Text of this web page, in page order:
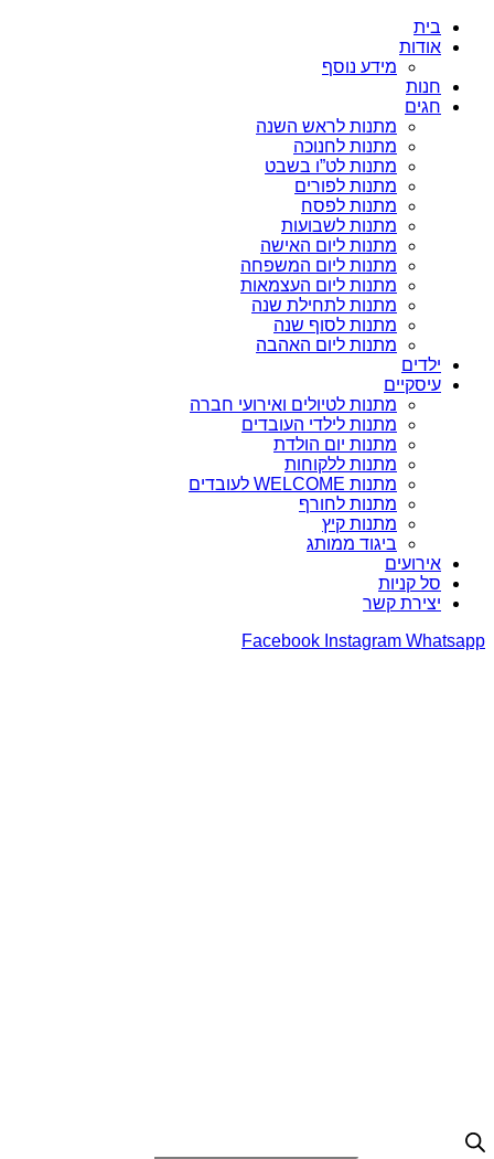
בית
אודות
מידע נוסף
חנות
חגים
מתנות לראש השנה
מתנות לחנוכה
מתנות לט”ו בשבט
מתנות לפורים
מתנות לפסח
מתנות לשבועות
מתנות ליום האישה
מתנות ליום המשפחה
מתנות ליום העצמאות
מתנות לתחילת שנה
מתנות לסוף שנה
מתנות ליום האהבה
ילדים
עיסקיים
מתנות לטיולים ואירועי חברה
מתנות לילדי העובדים
מתנות יום הולדת
מתנות ללקוחות
מתנות WELCOME לעובדים
מתנות לחורף
מתנות קיץ
ביגוד ממותג
אירועים
סל קניות
יצירת קשר
Facebook Instagram Whatsapp